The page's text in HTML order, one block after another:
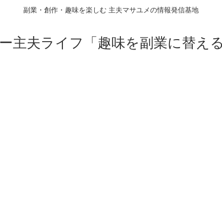
副業・創作・趣味を楽しむ 主夫マサユメの情報発信基地
主夫ライフ「趣味を副業に替え